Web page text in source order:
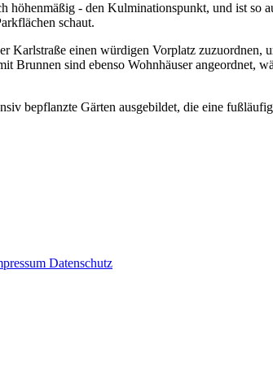
- den Kulminationspunkt, und ist so
schaut.
einen würdigen Vorplatz zuzuordnen,
Brunnen sind ebenso Wohnhäuser angeordnet,
bepflanzte Gärten ausgebildet, die eine
Datenschutz